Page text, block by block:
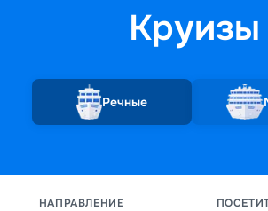
Речные
НАПРАВЛЕНИЕ